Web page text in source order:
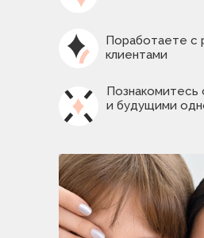
Поработаете с
клиентами
Познакомитесь
и будущими